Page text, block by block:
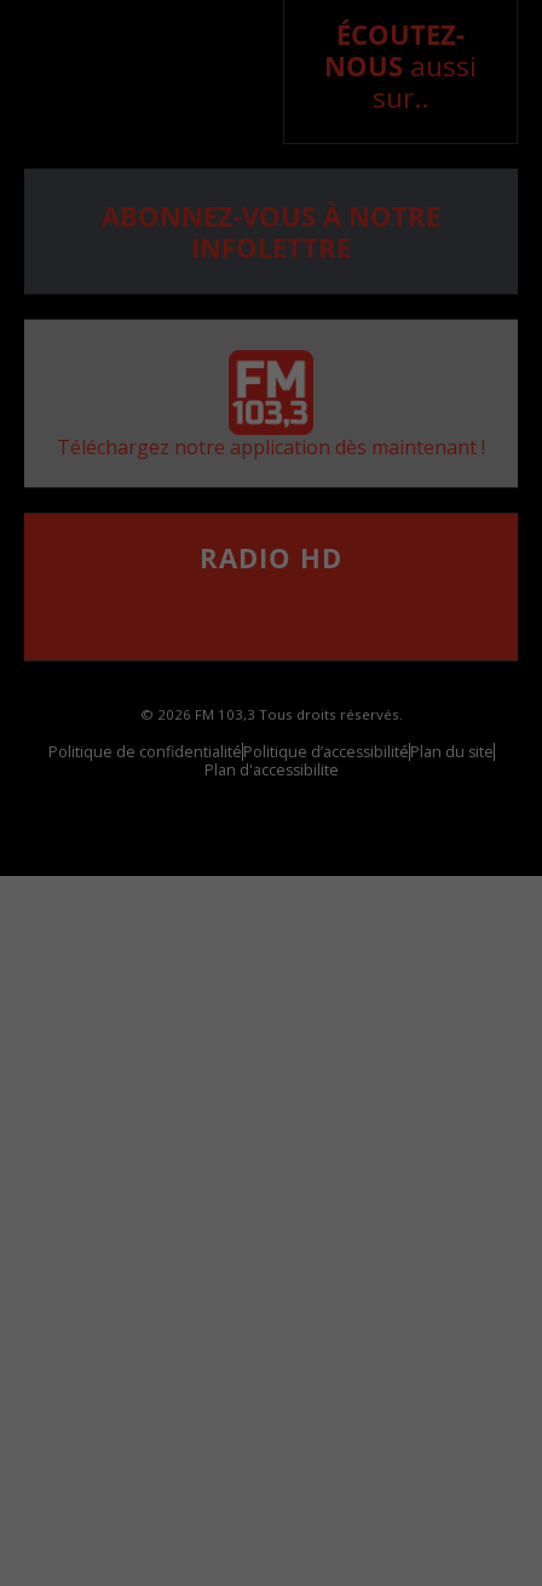
ÉCOUTEZ-
NOUS aussi
sur..
ABONNEZ-VOUS À NOTRE
INFOLETTRE
Téléchargez notre application dès maintenant !
RADIO HD
© 2026 FM 103,3 Tous droits réservés.
Politique de confidentialitéPolitique d’accessibilitéPlan du site
Plan d'accessibilite